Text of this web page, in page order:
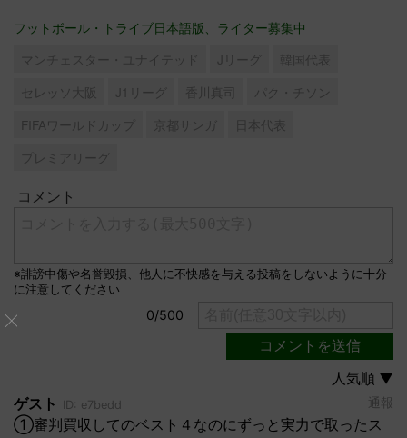
フットボール・トライブ日本語版、ライター募集中
マンチェスター・ユナイテッド Jリーグ
韓国代表
セレッソ大阪
J1リーグ 香川真司
パク・チソン
FIFAワールドカップ
京都サンガ
日本代表
プレミアリーグ